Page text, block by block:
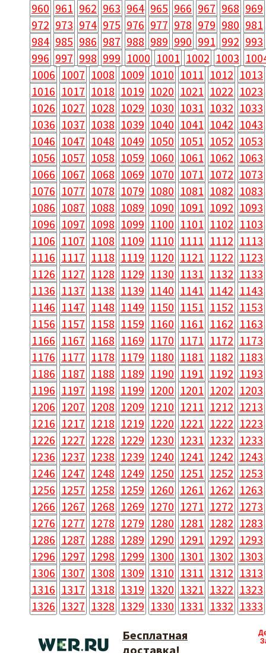
960 961 962 963 964 965 966 967 968 969
972 973 974 975 976 977 978 979 980 981
984 985 986 987 988 989 990 991 992 993
996 997 998 999 1000 1001 1002 1003
1006 1007 1008 1009 1010 1011 1012 1013
1016 1017 1018 1019 1020 1021 1022 1023
1026 1027 1028 1029 1030 1031 1032 1033
1036 1037 1038 1039 1040 1041 1042 1043
1046 1047 1048 1049 1050 1051 1052 1053
1056 1057 1058 1059 1060 1061 1062 1063
1066 1067 1068 1069 1070 1071 1072 1073
1076 1077 1078 1079 1080 1081 1082 1083
1086 1087 1088 1089 1090 1091 1092 1093
1096 1097 1098 1099 1100 1101 1102 1103
1106 1107 1108 1109 1110 1111 1112 1113
1116 1117 1118 1119 1120 1121 1122 1123
1126 1127 1128 1129 1130 1131 1132 1133
1136 1137 1138 1139 1140 1141 1142 1143
1146 1147 1148 1149 1150 1151 1152 1153
1156 1157 1158 1159 1160 1161 1162 1163
1166 1167 1168 1169 1170 1171 1172 1173
1176 1177 1178 1179 1180 1181 1182 1183
1186 1187 1188 1189 1190 1191 1192 1193
1196 1197 1198 1199 1200 1201 1202 1203
1206 1207 1208 1209 1210 1211 1212 1213
1216 1217 1218 1219 1220 1221 1222 1223
1226 1227 1228 1229 1230 1231 1232 1233
1236 1237 1238 1239 1240 1241 1242 1243
1246 1247 1248 1249 1250 1251 1252 1253
1256 1257 1258 1259 1260 1261 1262 1263
1266 1267 1268 1269 1270 1271 1272 1273
1276 1277 1278 1279 1280 1281 1282 1283
1286 1287 1288 1289 1290 1291 1292 1293
1296 1297 1298 1299 1300 1301 1302 1303
1306 1307 1308 1309 1310 1311 1312 1313
1316 1317 1318 1319 1320 1321 1322 1323
1326 1327 1328 1329 1330 1331 1332 1333
Бесплатная
доставка!